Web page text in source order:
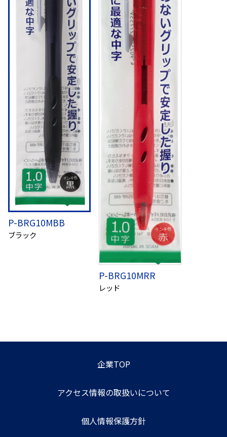
P-BRG10MBB
ブラック
P-BRG10MRR
レッド
企業TOP
アクセス情報の取扱いについて
個人情報保護方針